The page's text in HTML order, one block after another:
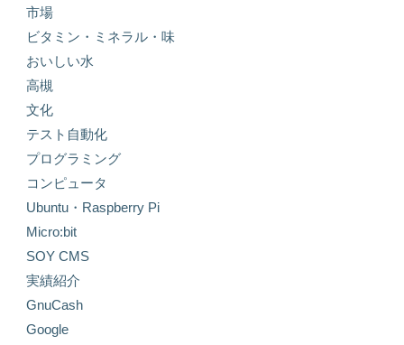
市場
ビタミン・ミネラル・味
おいしい水
高槻
文化
テスト自動化
プログラミング
コンピュータ
Ubuntu・Raspberry Pi
Micro:bit
SOY CMS
実績紹介
GnuCash
Google